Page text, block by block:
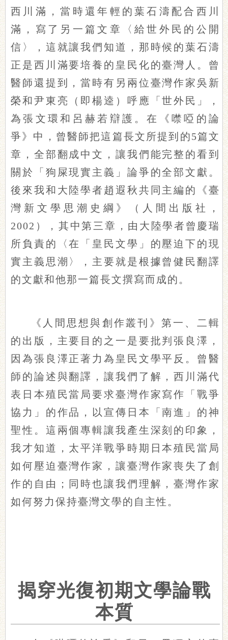
西川滿，當時還年輕的葉石濤配合西川
滿，寫了另一篇文章〈給世外民的公開
信〉，這就讓我們知道，那時候的葉石濤
正是西川滿要培養的皇民化的臺灣人。曾
醫師還提到，當時有另兩位臺灣作家吳新
榮和尹東亮（即楊逵）呼應「世外民」，
為張文環和呂赫若辯護。在《噤啞的論
爭》中，曾醫師把這篇長文所提到的5篇文
章，全部翻成中文，讓我們能完整的看到
關於「狗屎現實主義」論爭的全部文獻。
後來我和大陸學者趙遐秋共同主編的《臺
灣新文學思潮史綱》（人間出版社，
2002），其中第三章，由大陸學者曾慶瑞
所負責的〈在「皇民文學」的壓迫下的現
實主義思潮〉，主要就是根據曾健民翻譯
的文獻和他那一篇長文撰寫而成的。
《人間思想與創作叢刊》第一、二輯
的出版，主要目的之一是要批判張良澤，
因為張良澤正著力為皇民文學平反。曾醫
師的論述與翻譯，讓我們了解，西川滿代
表日本殖民當局要求臺灣作家寫作「戰爭
協力」的作品，以宣傳日本「南進」的神
聖性。這兩個專輯讓我產生深刻的印象，
我才知道，太平洋戰爭時期日本殖民當局
如何壓迫臺灣作家，讓臺灣作家喪失了創
作的自由；同時也讓我們理解，臺灣作家
如何努力保持臺灣文學的自主性。
揭穿光復初期文學論戰
本質